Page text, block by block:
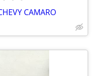
CAMARO